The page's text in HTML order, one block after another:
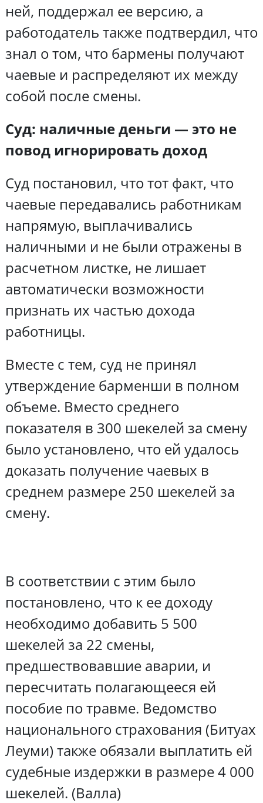
ней, поддержал ее версию, а
работодатель также подтвердил, что
знал о том, что бармены получают
чаевые и распределяют их между
собой после смены.
Суд: наличные деньги — это не
повод игнорировать доход
Суд постановил, что тот факт, что
чаевые передавались работникам
напрямую, выплачивались
наличными и не были отражены в
расчетном листке, не лишает
автоматически возможности
признать их частью дохода
работницы.
Вместе с тем, суд не принял
утверждение барменши в полном
объеме. Вместо среднего
показателя в 300 шекелей за смену
было установлено, что ей удалось
доказать получение чаевых в
среднем размере 250 шекелей за
смену.
В соответствии с этим было
постановлено, что к ее доходу
необходимо добавить 5 500
шекелей за 22 смены,
предшествовавшие аварии, и
пересчитать полагающееся ей
пособие по травме. Ведомство
национального страхования (Битуах
Леуми) также обязали выплатить ей
судебные издержки в размере 4 000
шекелей. (Валла)